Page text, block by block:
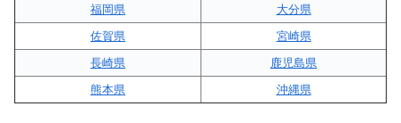
福岡県
大分県
佐賀県
宮崎県
長崎県
鹿児島県
熊本県
沖縄県